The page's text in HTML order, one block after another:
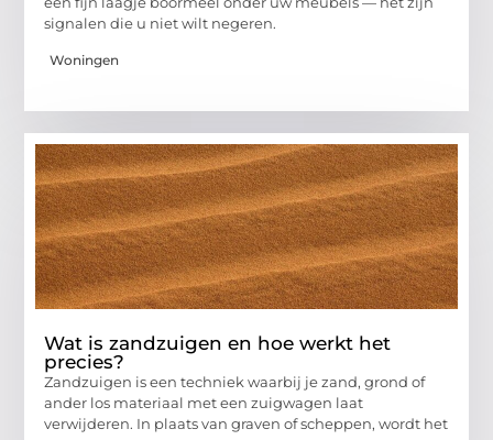
signalen die u niet wilt negeren.
Woningen
Wat is zandzuigen en hoe werkt het
precies?
Zandzuigen is een techniek waarbij je zand, grond of
ander los materiaal met een zuigwagen laat
verwijderen. In plaats van graven of scheppen, wordt het